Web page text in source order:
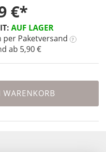
AUF LAGER
per Paketversand ?
ab 5,90 €
€